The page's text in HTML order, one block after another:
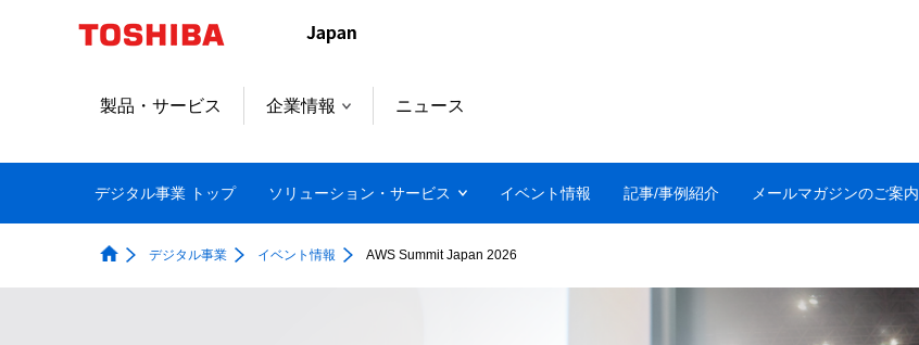
製品・サービス 企業情報 ニュース
デジタル事業 トップ ソリューション・サービス イベント情報 記事/事例紹介 メールマガジンのご案内
デジタル事業 イベント情報 AWS Summit Japan 2026